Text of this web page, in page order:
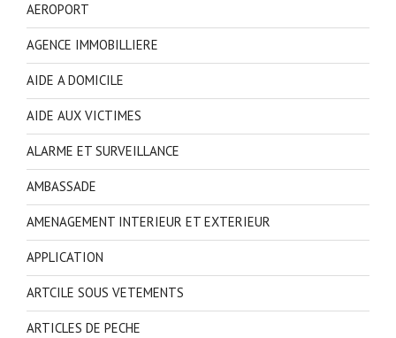
AEROPORT
AGENCE IMMOBILLIERE
AIDE A DOMICILE
AIDE AUX VICTIMES
ALARME ET SURVEILLANCE
AMBASSADE
AMENAGEMENT INTERIEUR ET EXTERIEUR
APPLICATION
ARTCILE SOUS VETEMENTS
ARTICLES DE PECHE